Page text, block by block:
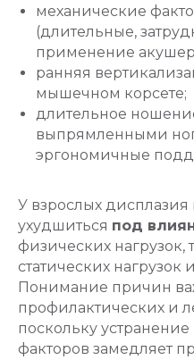
механические
(длительные,
применение
ранняя
мышечном корсете;
длительное
выпрямленными
эргономичные
У взрослых
ухудшиться под
физических нагрузок,
статических нагрузок
Понимание причин
профилактических и
поскольку
факторов замедляет